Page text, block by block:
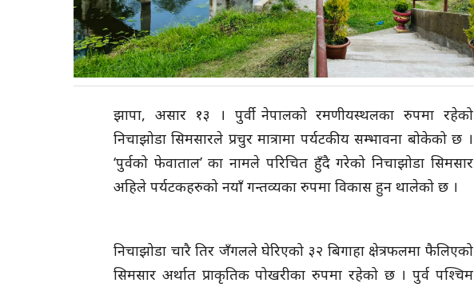
झापा, असार १३ । पुर्वी नेपालको रमणीयस्थलका रुपमा रहेको
निचाझोडा सिमसारले प्रचुर मात्रामा पर्यटकीय सम्भावना बोकेको छ ।
‘पुर्वको फेवाताल’ का नामले परिचित हुँदै गरेको निचाझोडा सिमसार
अहिले पर्यटकहरुको नयाँ गन्तव्यका रुपमा विकास हुन थालेको छ ।
निचाझोडा चारै तिर जँगलले घेरिएको ३२ बिगाहा क्षेत्रफलमा फैलिएको
सिमसार अर्थात प्राकृतिक पोखरीका रुपमा रहेको छ । पुर्व पश्चिम